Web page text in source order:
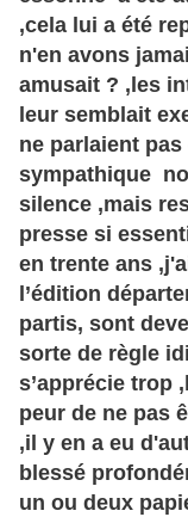
,cela lui a été
n'en avons
amusait ? ,les
leur semblait
ne parlaient
sympathique
silence ,mais
presse si
en trente ans
l’édition
partis, sont
sorte de règle
s’apprécie trop
peur de ne pas
,il y en a eu
blessé
un ou deux